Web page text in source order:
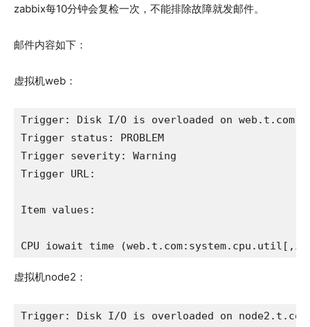
zabbix每10分钟会复检一次，不能排除故障就发邮件。
邮件内容如下：
虚拟机web：
Trigger: Disk I/O is overloaded on web.t.com
Trigger status: PROBLEM
Trigger severity: Warning
Trigger URL:
Item values:
CPU iowait time
虚拟机node2：
Trigger: Disk I/O is overloaded on node2.t.com